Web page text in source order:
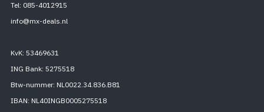
Tel: 085-4012915
info@mx-deals.nl
KvK: 53469631
ING Bank: 5275518
Btw-nummer: NL0022.34.836.B81
IBAN: NL40INGB0005275518